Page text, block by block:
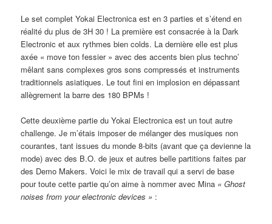
Le set complet Yokai Electronica est en 3 parties et s’étend en
réalité du plus de 3H 30 ! La première est consacrée à la Dark
Electronic et aux rythmes bien colds. La dernière elle est plus
axée « move ton fessier » avec des accents bien plus techno’
mêlant sans complexes gros sons compressés et instruments
traditionnels asiatiques. Le tout fini en implosion en dépassant
allègrement la barre des 180 BPMs !
Cette deuxième partie du Yokai Electronica est un tout autre
challenge. Je m’étais imposer de mélanger des musiques non
courantes, tant issues du monde 8-bits (avant que ça devienne la
mode) avec des B.O. de jeux et autres belle partitions faites par
des Demo Makers. Voici le mix de travail qui a servi de base
pour toute cette partie qu’on aime à nommer avec Mina « Ghost
noises from your electronic devices » :